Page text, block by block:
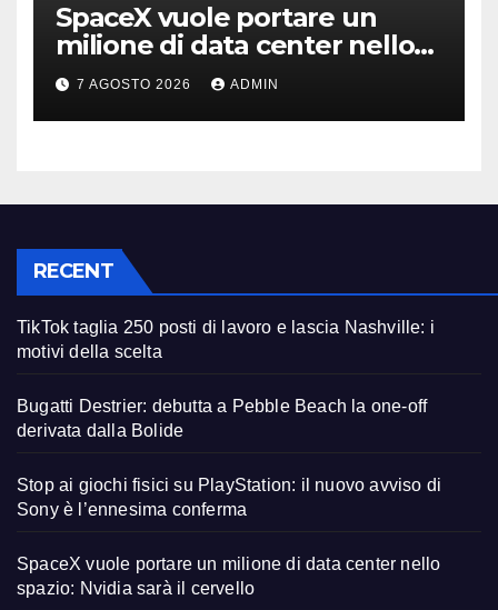
SpaceX vuole portare un
milione di data center nello
spazio: Nvidia sarà il cervello
7 AGOSTO 2026 ADMIN
RECENT
TikTok taglia 250 posti di lavoro e lascia Nashville: i
motivi della scelta
Bugatti Destrier: debutta a Pebble Beach la one-off
derivata dalla Bolide
Stop ai giochi fisici su PlayStation: il nuovo avviso di
Sony è l’ennesima conferma
SpaceX vuole portare un milione di data center nello
spazio: Nvidia sarà il cervello